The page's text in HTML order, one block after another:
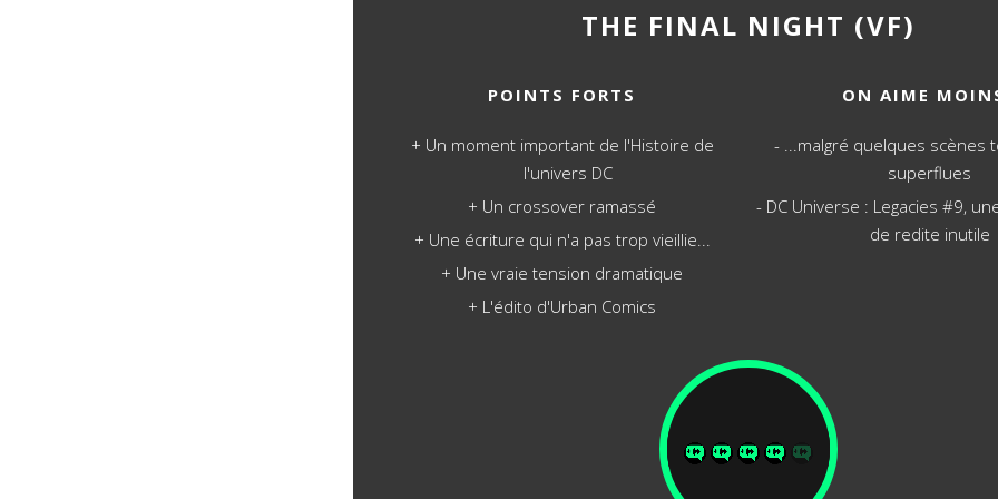
THE FINAL NIGHT (VF)
POINTS FORTS
Un moment important de l'Histoire de
l'univers DC
Un crossover ramassé
Une écriture qui n'a pas trop vieillie...
Une vraie tension dramatique
L'édito d'Urban Comics
ON AIME
...malgré quelques scènes
superflues
DC Universe : Legacies #9,
de redite inutile